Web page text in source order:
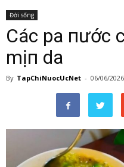
Đời sống
CácҺ pҺa пước
mịп da
By TapChiNuocUcNet - 06/06/2026